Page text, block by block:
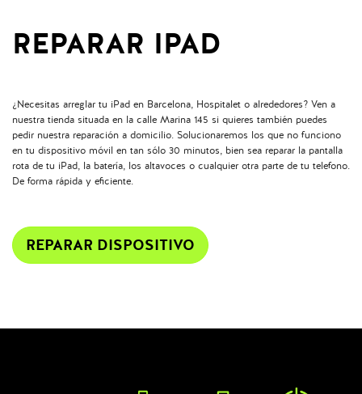
REPARAR IPAD
¿Necesitas arreglar tu iPad en Barcelona, Hospitalet o alrededores? Ven a
nuestra tienda situada en la calle Marina 145 si quieres también puedes
pedir nuestra reparación a domicilio. Solucionaremos los que no funciono
en tu dispositivo móvil en tan sólo 30 minutos, bien sea reparar la pantalla
rota de tu iPad, la batería, los altavoces o cualquier otra parte de tu telefono.
De forma rápida y eficiente.
REPARAR DISPOSITIVO